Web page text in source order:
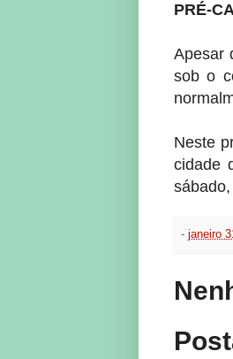
PRÉ-
Apesar
sob o
Neste
cidade
- janeiro